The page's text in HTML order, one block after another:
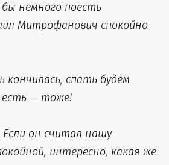
немного поесть
Митрофанович спокойно
кончилась, спать будем
есть — тоже!
Если он считал нашу
интересно, какая же